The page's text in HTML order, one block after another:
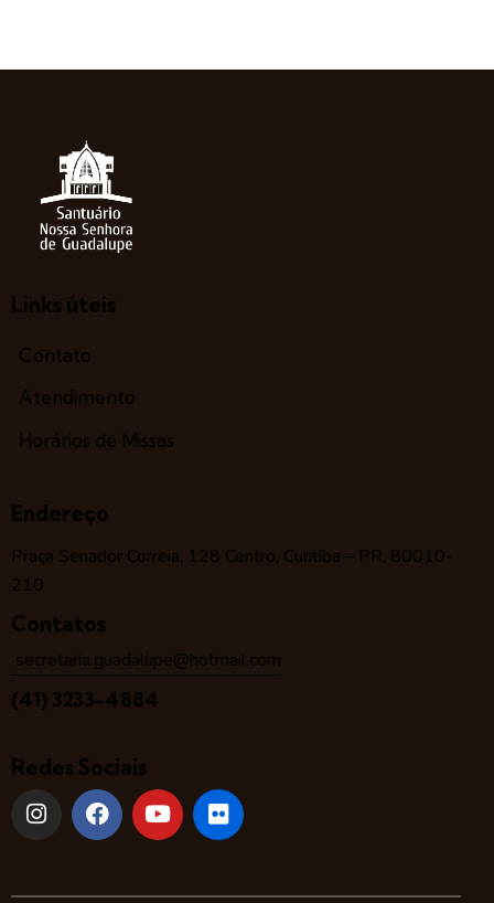
Links úteis
Contato
Atendimento
Horários de Missas
Endereço
Praça Senador Correia, 128 Centro, Curitiba – PR, 80010-
210
Contatos
secretaria.guadalupe@hotmail.com
(41) 3233-4884
Redes Sociais